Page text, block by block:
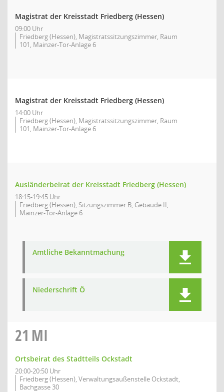
Magistrat der Kreisstadt Friedberg (Hessen)
09:00 Uhr
Friedberg (Hessen), Magistratssitzungszimmer, Raum
101, Mainzer-Tor-Anlage 6
Magistrat der Kreisstadt Friedberg (Hessen)
14:00 Uhr
Friedberg (Hessen), Magistratssitzungszimmer, Raum
101, Mainzer-Tor-Anlage 6
Ausländerbeirat der Kreisstadt Friedberg (Hessen)
18:15-19:45 Uhr
Friedberg (Hessen), Sitzungszimmer B, Gebäude II,
Mainzer-Tor-Anlage 6
Amtliche Bekanntmachung
Niederschrift Ö
21 MI
Ortsbeirat des Stadtteils Ockstadt
20:00-20:50 Uhr
Friedberg (Hessen), Verwaltungsaußenstelle Ockstadt,
Bachgasse 30